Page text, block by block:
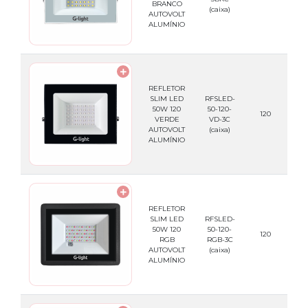
BRANCO
AUTOVOLT
ALUMÍNIO
(caixa)
REFLETOR
SLIM LED
50W 120
VERDE
AUTOVOLT
ALUMÍNIO
RFSLED-
50-120-
VD-3C
(caixa)
120
REFLETOR
SLIM LED
50W 120
RGB
AUTOVOLT
ALUMÍNIO
RFSLED-
50-120-
RGB-3C
(caixa)
120